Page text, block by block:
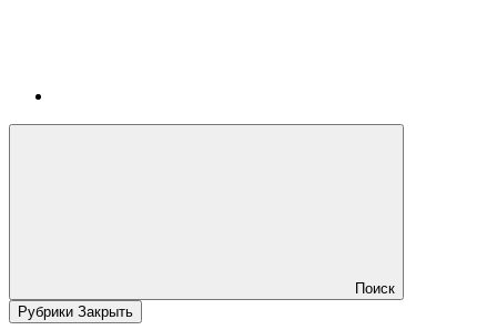
Поиск
Рубрики Закрыть